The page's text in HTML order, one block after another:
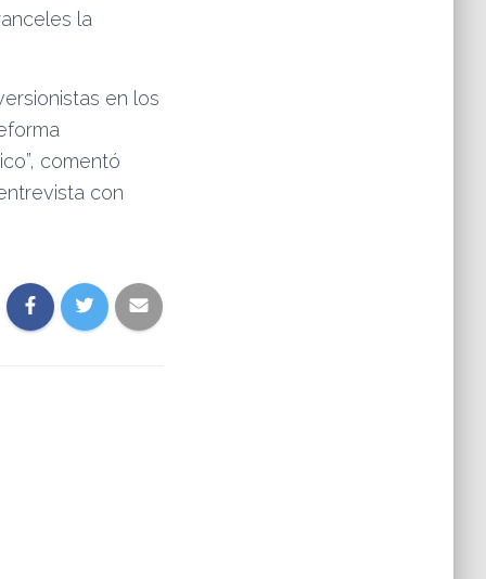
la
en los
comentó
con